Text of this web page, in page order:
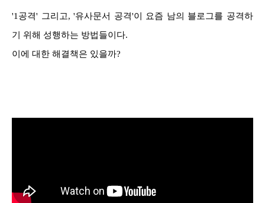
'1공격' 그리고, '유사문서 공격'이 요즘 남의 블로그를 공격하
기 위해 성행하는 방법들이다.
이에 대한 해결책은 있을까?